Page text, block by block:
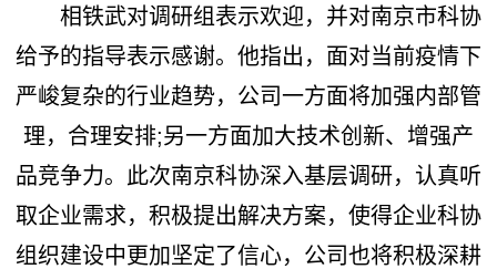
相铁武对调研组表示欢迎，并对南京市科协
给予的指导表示感谢。他指出，面对当前疫情下
严峻复杂的行业趋势，公司一方面将加强内部管
理，合理安排;另一方面加大技术创新、增强产
品竞争力。此次南京科协深入基层调研，认真听
取企业需求，积极提出解决方案，使得企业科协
组织建设中更加坚定了信心，公司也将积极深耕